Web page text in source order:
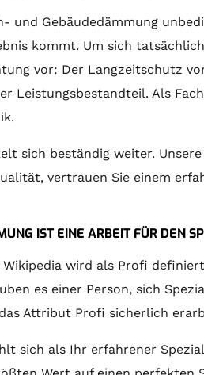
und Gebäudedämmung
kommt. Um sich
vor: Der Langzeitschutz
Leistungsbestandteil. Als
sich beständig weiter.
vertrauen Sie einem
IST EINE ARBEIT FÜR DEN
wird als Profi
es einer Person, sich
Attribut Profi sicherlich
sich als Ihr erfahrener